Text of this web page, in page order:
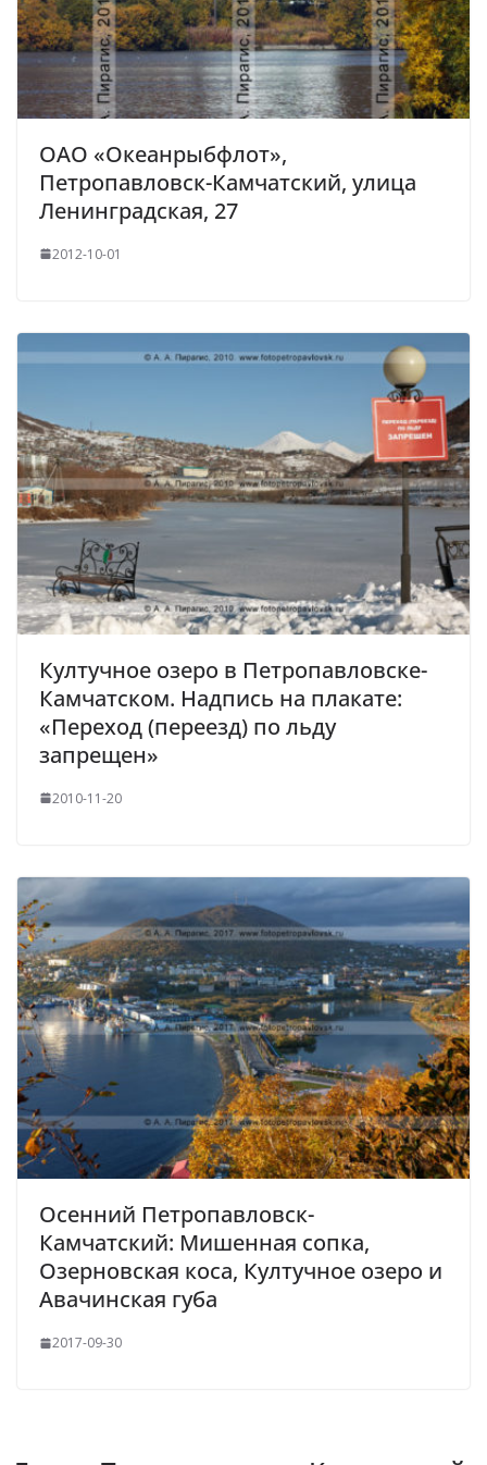
ОАО «Океанрыбфлот»,
Петропавловск-Камчатский, улица
Ленинградская, 27
2012-10-01
Култучное озеро в Петропавловске-
Камчатском. Надпись на плакате:
«Переход (переезд) по льду
запрещен»
2010-11-20
Осенний Петропавловск-
Камчатский: Мишенная сопка,
Озерновская коса, Култучное озеро и
Авачинская губа
2017-09-30